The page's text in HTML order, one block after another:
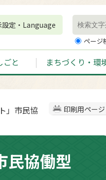
設定・Language
ページ
ごと まちづくり・環
印刷用ページ
」市民協
民協働型